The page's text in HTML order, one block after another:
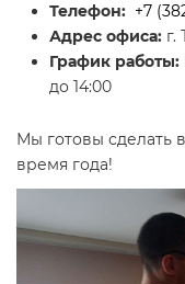
Телефон: +7
Адрес офиса: г.
График работы:
до 14:00
Мы готовы
время года!